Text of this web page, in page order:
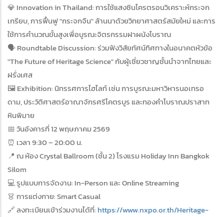
💎 Innovation in Thailand: การใช้แสงซินโครตรอนวิเคราะห์กระจก
เกรียบ, การฟื้นฟู "กระจกจืน" ล้านนาด้วยวิทยาศาสตร์สมัยใหม่ และการ
ใช้การคำนวณขั้นสูงเพื่อบูรณะจิตรกรรมฝาผนังโบราณ
🗣️ Roundtable Discussion: ร่วมฟังวิสัยทัศน์ทิศทางในอนาคตหัวข้อ
"The Future of Heritage Science" กับผู้เชี่ยวชาญชั้นนำจากไทยและ
ฝรั่งเศส
🖼️ Exhibition: นิทรรศการไฮไลท์ เช่น การบูรณะมหาวิหารนอเทรอ
ดาม, ประวัติศาสตร์อาณาจักรศรีโคตรบูร และทองคำโบราณปราสาท
หินพิมาย
📅 วันอังคารที่ 12 พฤษภาคม 2569
⏰ เวลา 9:30 – 20:00 น.
📍 ณ ห้อง Crystal Ballroom (ชั้น 2) โรงแรม Holiday Inn Bangkok
Silom
💻 รูปแบบการจัดงาน: In-Person และ Online Streaming
👗 การแต่งกาย: Smart Casual
🔗 ลงทะเบียนเข้าร่วมงานได้ที่: https://www.nxpo.or.th/Heritage-